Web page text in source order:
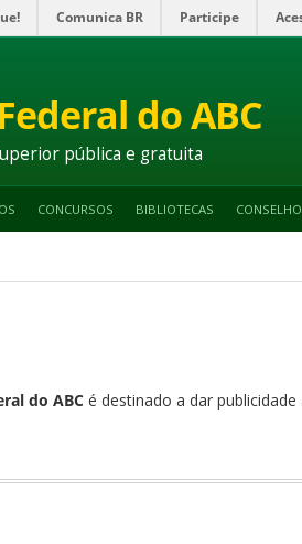
Comunica BR Participe
do ABC
pública e gratuita
CONCURSOS BIBLIOTECAS
do ABC é destinado a dar